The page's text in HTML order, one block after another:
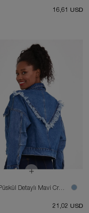
16,61 USD
Bayan Püskül Detaylı Mavi Crop Denim Ceket
21,02 USD